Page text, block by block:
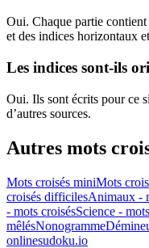
Oui. Chaque partie
et des indices horizontaux
Les indices sont-ils
Oui. Ils sont écrits pour ce
d’autres sources.
Autres mots
Mots croisés miniMots
croisés difficilesAnimaux -
- mots croisésScience -
mêlésNonogramme
onlinesudoku.io